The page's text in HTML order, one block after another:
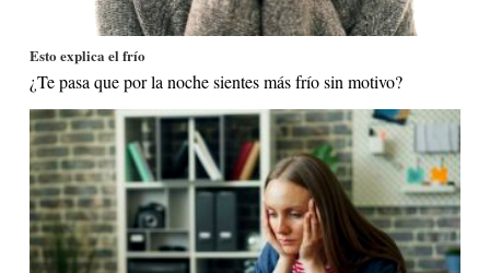
Esto explica el frío
¿Te pasa que por la noche sientes más frío sin motivo?